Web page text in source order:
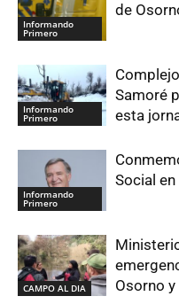
Informando
Primero
de
Informando
Primero
Samoré
esta
Informando
Primero
Social
CAMPO AL DIA
Osorno